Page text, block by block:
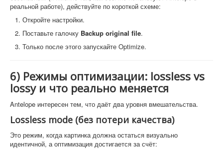
реальной работе), действуйте по короткой схеме:
Откройте настройки.
Поставьте галочку Backup original file.
Только после этого запускайте Optimize.
6) Режимы оптимизации: lossless vs
lossy и что реально меняется
Antelope интересен тем, что даёт два уровня вмешательства.
Lossless mode (без потери качества)
Это режим, когда картинка должна остаться визуально
идентичной, а оптимизация достигается за счёт: